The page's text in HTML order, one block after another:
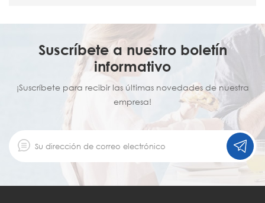
Suscríbete a nuestro boletín
informativo
¡Suscríbete para recibir las últimas novedades de nuestra
empresa!